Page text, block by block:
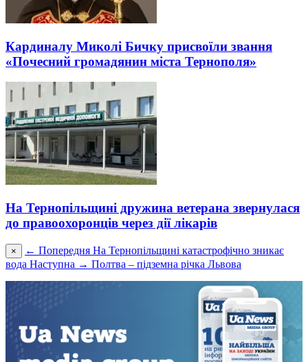
Кардиналу Миколі Бичку присвоїли звання
«Почесний громадянин міста Тернополя»
На Тернопільщині дружина ветерана звернулася
до правоохоронців через дії лікарів
× ← Попередня На Тернопільщині катастрофічно зникає
вода Наступна → Полтва – підземна річка Львова